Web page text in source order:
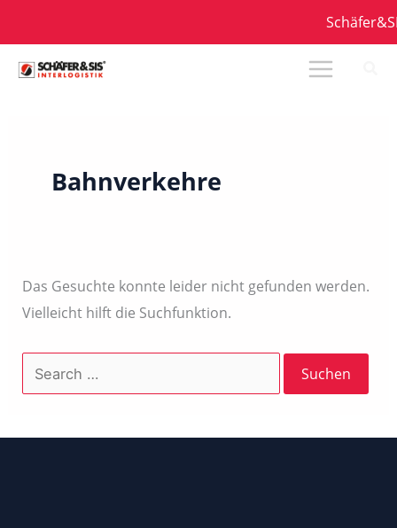
springen
Bahnverkehre
Das Gesuchte konnte leider nicht gefunden werden.
Vielleicht hilft die Suchfunktion.
Suchen
nach: